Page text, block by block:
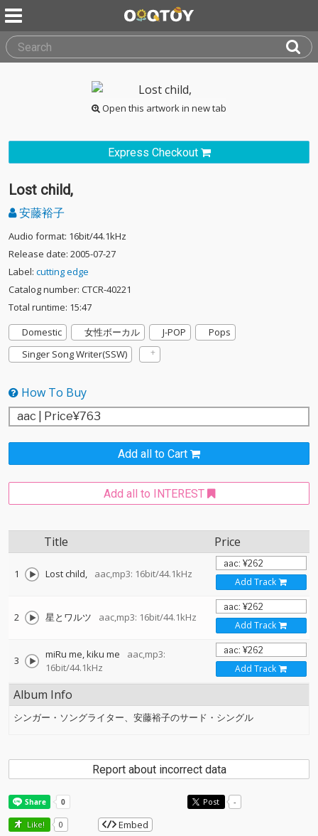
Open this artwork in new tab
Express Checkout
Lost child,
安藤裕子
Audio format: 16bit/44.1kHz
Release date: 2005-07-27
Label: cutting edge
Catalog number: CTCR-40221
Total runtime: 15:47
Domestic
女性ボーカル J-POP
Pops
Singer Song Writer(SSW)
How To Buy
Add all to Cart
Add all to INTEREST
Title Price
1 Lost child, aac,mp3: 16bit/44.1kHz
Add Track
2 星とワルツ aac,mp3: 16bit/44.1kHz
Add Track
3 miRu me, kiku me
aac,mp3:
16bit/44.1kHz
Add Track
Album Info
シンガー・ソングライター、安藤裕子のサード・シングル
Report about incorrect data
Post -
Like! 0 Embed